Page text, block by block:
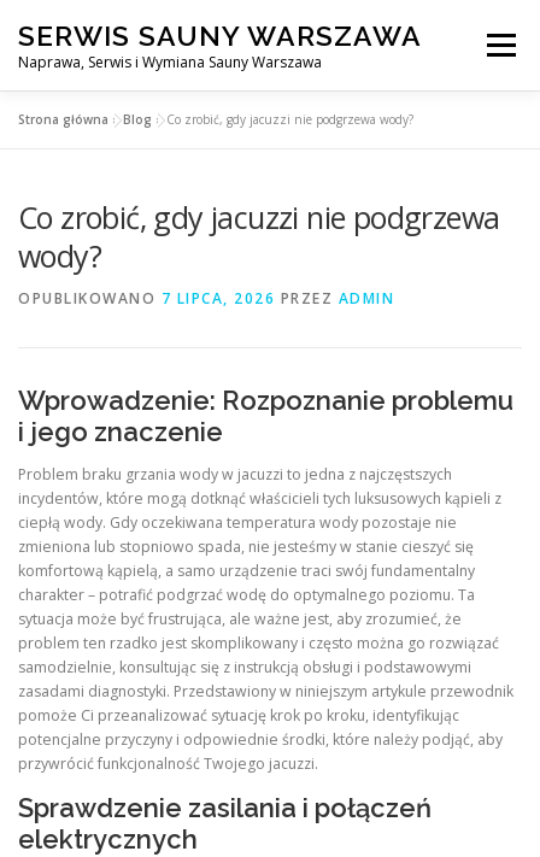
treści
SERWIS SAUNY WARSZAWA
Naprawa, Serwis i Wymiana Sauny Warszawa
Menu
Strona główna »Blog »Co zrobić, gdy jacuzzi nie podgrzewa wody?
Co zrobić, gdy jacuzzi nie podgrzewa
wody?
OPUBLIKOWANO 7 LIPCA, 2026 PRZEZ ADMIN
Wprowadzenie: Rozpoznanie problemu
i jego znaczenie
Problem braku grzania wody w jacuzzi to jedna z najczęstszych
incydentów, które mogą dotknąć właścicieli tych luksusowych kąpieli z
ciepłą wody. Gdy oczekiwana temperatura wody pozostaje nie
zmieniona lub stopniowo spada, nie jesteśmy w stanie cieszyć się
komfortową kąpielą, a samo urządzenie traci swój fundamentalny
charakter – potrafić podgrzać wodę do optymalnego poziomu. Ta
sytuacja może być frustrująca, ale ważne jest, aby zrozumieć, że
problem ten rzadko jest skomplikowany i często można go rozwiązać
samodzielnie, konsultując się z instrukcją obsługi i podstawowymi
zasadami diagnostyki. Przedstawiony w niniejszym artykule przewodnik
pomoże Ci przeanalizować sytuację krok po kroku, identyfikując
potencjalne przyczyny i odpowiednie środki, które należy podjąć, aby
przywrócić funkcjonalność Twojego jacuzzi.
Sprawdzenie zasilania i połączeń
elektrycznych